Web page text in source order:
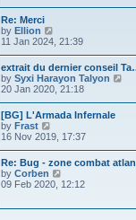
l
a
t
s
t
p
t
Re: Merci
by Ellion
t
h
e
l
a
e
s
t
p
o
s
11 Jan 2024, 21:39
extrait du dernier conseil
by Syxi Harayon Talyon
l
a
t
20 Jan 2020, 21:18
[BG] L'Armada Infernale
by Frast
i
t
h
e
a
16 Nov 2019, 17:37
Re: Bug - zone combat
by Corben
i
09 Feb 2020, 12:12